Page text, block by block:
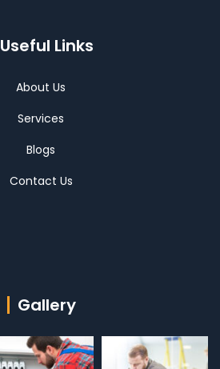
Useful Links
About Us
Services
Blogs
Contact Us
Gallery